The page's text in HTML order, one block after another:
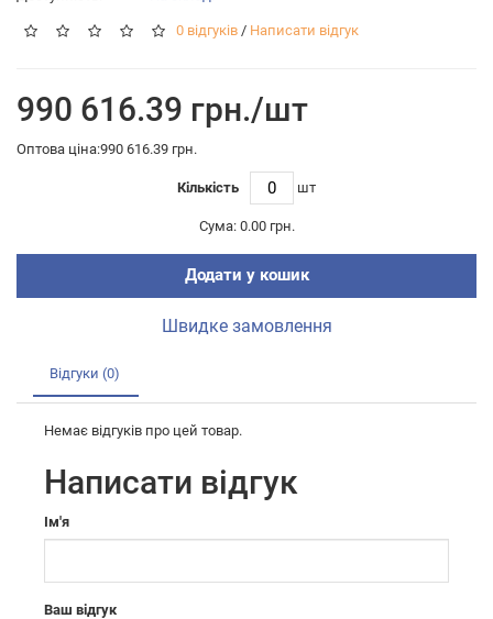
0 відгуків / Написати відгук
990 616.39 грн./шт
Оптова ціна:990 616.39 грн.
Кількість шт
Сума: 0.00 грн.
Додати у кошик
Швидке замовлення
Відгуки (0)
Немає відгуків про цей товар.
Написати відгук
Ім'я
Ваш відгук